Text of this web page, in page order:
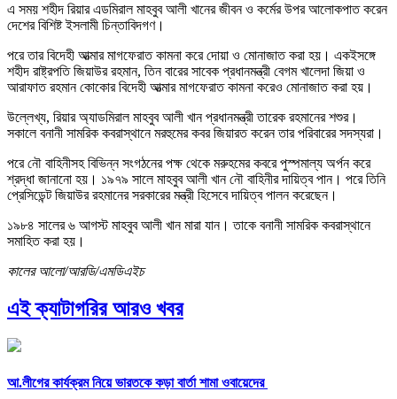
এ সময় শহীদ রিয়ার এডমিরাল মাহবুব আলী খানের জীবন ও কর্মের উপর আলোকপাত করেন
দেশের বিশিষ্ট ইসলামী চিন্তাবিদগণ।
পরে তার বিদেহী আত্মার মাগফেরাত কামনা করে দোয়া ও মোনাজাত করা হয়। একইসঙ্গে
শহীদ রাষ্ট্রপতি জিয়াউর রহমান, তিন বারের সাবেক প্রধানমন্ত্রী বেগম খালেদা জিয়া ও
আরাফাত রহমান কোকোর বিদেহী আত্মার মাগফেরাত কামনা করেও মোনাজাত করা হয়।
উল্লেখ্য, রিয়ার অ্যাডমিরাল মাহবুব আলী খান প্রধানমন্ত্রী তারেক রহমানের শশুর।
সকালে বনানী সামরিক কবরাস্থানে মরহুমের কবর জিয়ারত করেন তার পরিবারের সদস্যরা।
পরে নৌ বাহিনীসহ বিভিন্ন সংগঠনের পক্ষ থেকে মরুহমের কবরে পুস্পমাল্য অর্পন করে
শ্রদ্ধা জানানো হয়। ১৯৭৯ সালে মাহবুব আলী খান নৌ বাহিনীর দায়িত্ব পান। পরে তিনি
প্রেসিডেন্ট জিয়াউর রহমানের সরকারের মন্ত্রী হিসেবে দায়িত্ব পালন করেছেন।
১৯৮৪ সালের ৬ আগস্ট মাহবুব আলী খান মারা যান। তাকে বনানী সামরিক কবরাস্থানে
সমাহিত করা হয়।
কালের আলো/আরডি/এমডিএইচ
এই ক্যাটাগরির আরও খবর
আ.লীগের কার্যক্রম নিয়ে ভারতকে কড়া বার্তা শামা ওবায়েদের